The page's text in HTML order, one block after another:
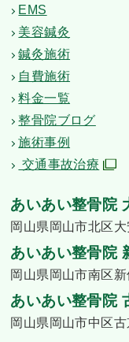
EMS
美容鍼灸
鍼灸施術
自費施術
料金一覧
整骨院ブログ
施術事例
交通事故治療
あいあい整骨院
岡山県岡山市北区
あいあい整骨院
岡山県岡山市南区
あいあい整骨院
岡山県岡山市中区